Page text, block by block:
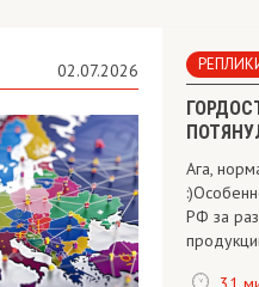
02.07.2026
Ага,
РФ за